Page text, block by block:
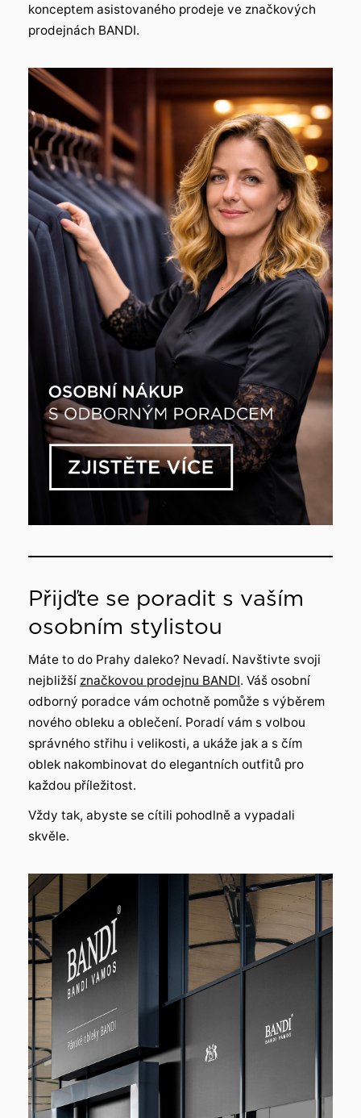
konceptem asistovaného prodeje ve značkových
prodejnách BANDI.
Přijďte se poradit s vaším
osobním stylistou
Máte to do Prahy daleko? Nevadí. Navštivte svoji
nejbližší značkovou prodejnu BANDI. Váš osobní
odborný poradce vám ochotně pomůže s výběrem
nového obleku a oblečení. Poradí vám s volbou
správného střihu i velikosti, a ukáže jak a s čím
oblek nakombinovat do elegantních outfitů pro
každou příležitost.
Vždy tak, abyste se cítili pohodlně a vypadali
skvěle.